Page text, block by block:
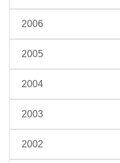
2006
2005
2004
2003
2002